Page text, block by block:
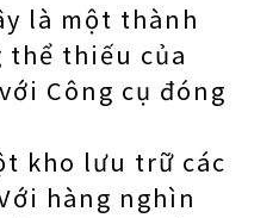
là một thành
thể thiếu của
Công cụ đóng
kho lưu trữ các
hàng nghìn